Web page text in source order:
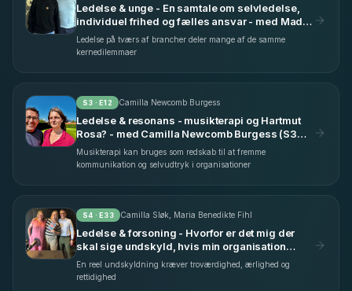
Ledelse & unge - En samtale om selvledelse,
individuel frihed og fælles ansvar - med Mads
Langer (S4 E36)
Ledelse på tværs af brancher deler mange af de samme
kernedilemmaer
S3 · E12 Camilla Newcomb Burgess
Ledelse & resonans - musikterapi og Hartmut
Rosa? - med Camilla Newcomb Burgess (S3
E12)
Musikterapi kan bruges som redskab til at fremme
kommunikation og selvudtryk i organisationer
S4 · E33 Camilla Sløk, Maria Benedikte Fihl
Ledelse & forsoning - Hvorfor er det mig der
skal sige undskyld, hvis min organisation
begår fejl? - med Camilla Sløk & Maria
Benedikte Fihl (S4 E33)
En reel undskyldning kræver troværdighed, ærlighed og
rettidighed